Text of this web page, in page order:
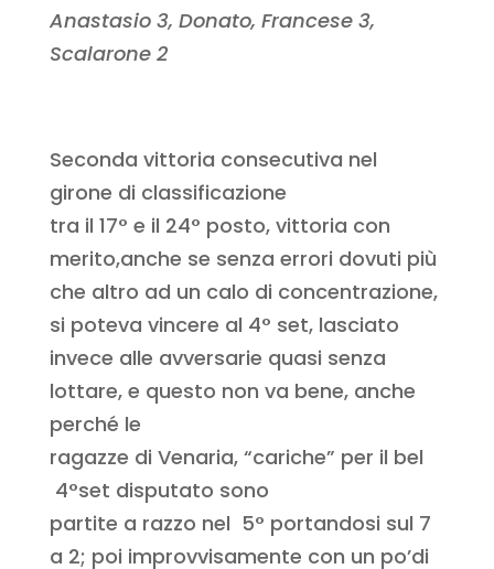
Anastasio 3, Donato, Francese 3,
Scalarone 2
Seconda vittoria consecutiva nel
girone di classificazione
tra il 17° e il 24° posto, vittoria con
merito,anche se senza errori dovuti più
che altro ad un calo di concentrazione,
si poteva vincere al 4° set, lasciato
invece alle avversarie quasi senza
lottare, e questo non va bene, anche
perché le
ragazze di Venaria, “cariche” per il bel
4°set disputato sono
partite a razzo nel 5° portandosi sul 7
a 2; poi improvvisamente con un po’di